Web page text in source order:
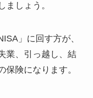
ましょう。
」に回す方が、
業、引っ越し、結
保険になります。